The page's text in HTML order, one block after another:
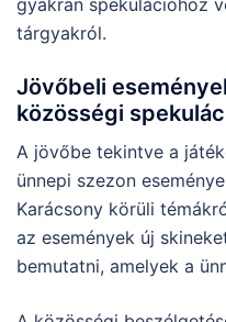
tárgyakról.
Jövőbeli
közösségi
A jövőbe tekintve a
ünnepi szezon
Karácsony körüli
az események új
bemutatni, amelyek a